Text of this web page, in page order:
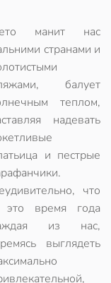
манит нас
странами и
балует
теплом,
надевать
и пестрые
что
время года
из нас,
выглядеть